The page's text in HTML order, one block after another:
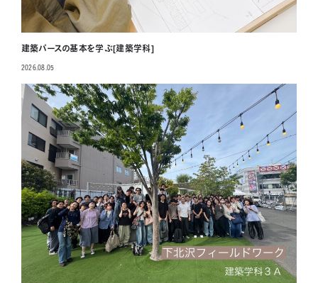
建築パースの基本を学ぶ[建築学科]
投稿日
2026.08.05